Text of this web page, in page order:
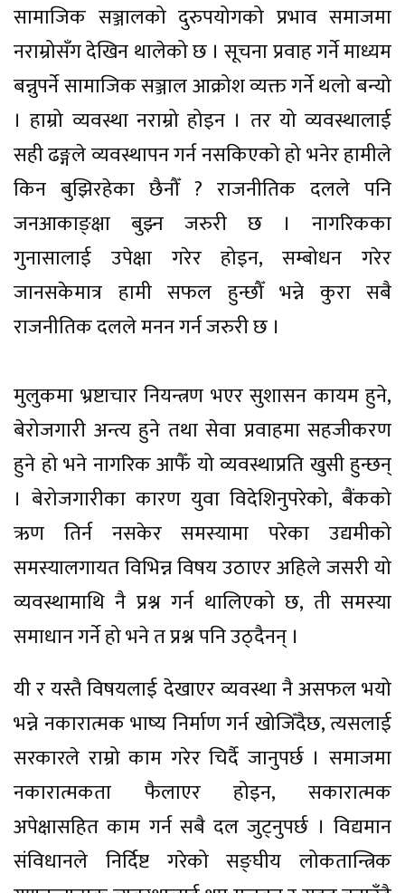
सामाजिक सञ्जालको दुरुपयोगको प्रभाव समाजमा
नराम्रोसँग देखिन थालेको छ । सूचना प्रवाह गर्ने माध्यम
बन्नुपर्ने सामाजिक सञ्जाल आक्रोश व्यक्त गर्ने थलो बन्यो
। हाम्रो व्यवस्था नराम्रो होइन । तर यो व्यवस्थालाई
सही ढङ्गले व्यवस्थापन गर्न नसकिएको हो भनेर हामीले
किन बुझिरहेका छैनौँ ? राजनीतिक दलले पनि
जनआकाङ्क्षा बुझ्न जरुरी छ । नागरिकका
गुनासालाई उपेक्षा गरेर होइन, सम्बोधन गरेर
जानसकेमात्र हामी सफल हुन्छौँ भन्ने कुरा सबै
राजनीतिक दलले मनन गर्न जरुरी छ ।
मुलुकमा भ्रष्टाचार नियन्त्रण भएर सुशासन कायम हुने,
बेरोजगारी अन्त्य हुने तथा सेवा प्रवाहमा सहजीकरण
हुने हो भने नागरिक आफैँ यो व्यवस्थाप्रति खुसी हुन्छन्
। बेरोजगारीका कारण युवा विदेशिनुपरेको, बैंकको
ऋण तिर्न नसकेर समस्यामा परेका उद्यमीको
समस्यालगायत विभिन्न विषय उठाएर अहिले जसरी यो
व्यवस्थामाथि नै प्रश्न गर्न थालिएको छ, ती समस्या
समाधान गर्ने हो भने त प्रश्न पनि उठ्दैनन् ।
यी र यस्तै विषयलाई देखाएर व्यवस्था नै असफल भयो
भन्ने नकारात्मक भाष्य निर्माण गर्न खोजिँदैछ, त्यसलाई
सरकारले राम्रो काम गरेर चिर्दै जानुपर्छ । समाजमा
नकारात्मकता फैलाएर होइन, सकारात्मक
अपेक्षासहित काम गर्न सबै दल जुट्नुपर्छ । विद्यमान
संविधानले निर्दिष्ट गरेको सङ्घीय लोकतान्त्रिक